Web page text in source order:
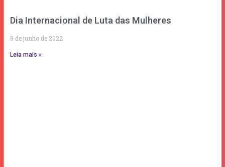
Dia Internacional de Luta das Mulheres
8 de junho de 2022
Leia mais »